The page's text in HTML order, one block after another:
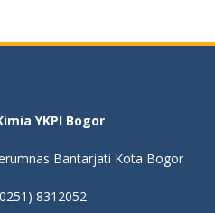
YKPI Bogor
Bantarjati Kota Bogor
8312052